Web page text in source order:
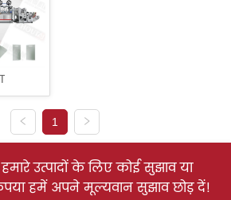
1
उत्पादों के लिए कोई सुझाव या
हमें अपने मूल्यवान सुझाव छोड़ दें!